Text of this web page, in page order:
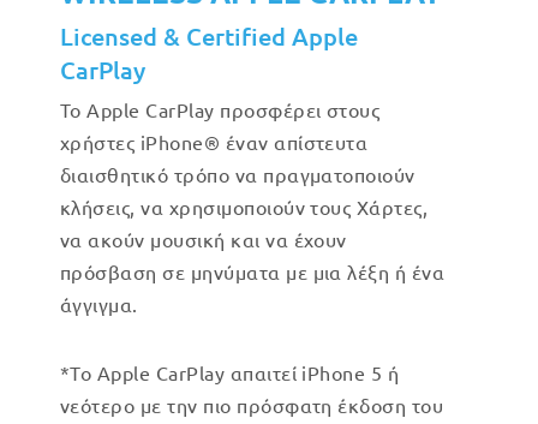
Licensed & Certified Apple
CarPlay
Το Apple CarPlay προσφέρει στους
χρήστες iPhone® έναν απίστευτα
διαισθητικό τρόπο να πραγματοποιούν
κλήσεις, να χρησιμοποιούν τους Χάρτες,
να ακούν μουσική και να έχουν
πρόσβαση σε μηνύματα με μια λέξη ή ένα
άγγιγμα.
*Το Apple CarPlay απαιτεί iPhone 5 ή
νεότερο με την πιο πρόσφατη έκδοση του